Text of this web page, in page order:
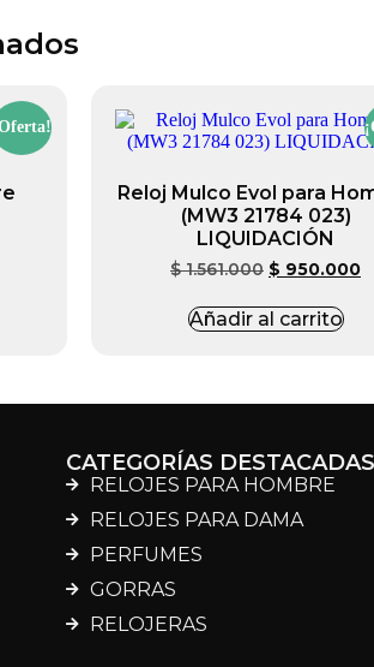
Reloj Mulco Evol para
(MW3 21784 023)
LIQUIDACIÓN
$1.561.000 $ 950.000
Añadir al carrito
CATEGORÍAS DESTACADAS
RELOJES PARA HOMBRE
RELOJES PARA DAMA
PERFUMES
GORRAS
RELOJERAS